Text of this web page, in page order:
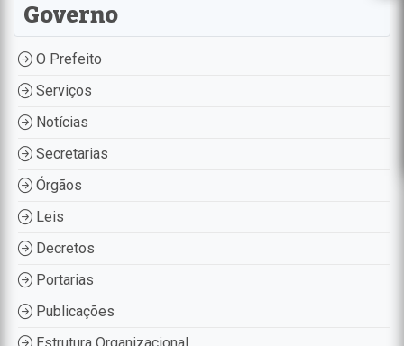
Governo
O Prefeito
Serviços
Notícias
Secretarias
Órgãos
Leis
Decretos
Portarias
Publicações